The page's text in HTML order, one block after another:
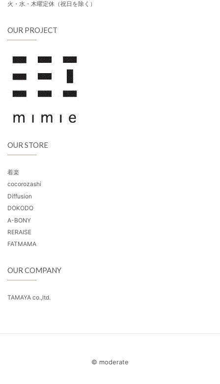
火・水・木曜定休（祝日を除く）
OUR PROJECT
OUR STORE
着楽
cocorozashi
Diffusion
DOKODO
A-BONY
RERAISE
FATMAMA
OUR COMPANY
TAMAYA co.,ltd.
© moderate